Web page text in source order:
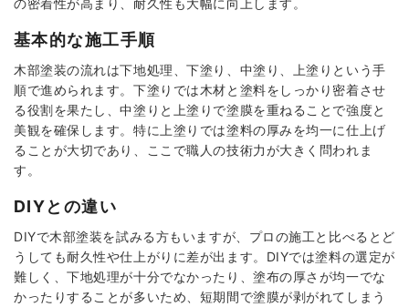
基本的な施工手順
木部塗装の流れは下地処理、下塗り、中塗り、上塗りという手
順で進められます。下塗りでは木材と塗料をしっかり密着させ
る役割を果たし、中塗りと上塗りで塗膜を重ねることで強度と
美観を確保します。特に上塗りでは塗料の厚みを均一に仕上げ
ることが大切であり、ここで職人の技術力が大きく問われま
す。
DIYとの違い
DIYで木部塗装を試みる方もいますが、プロの施工と比べるとど
うしても耐久性や仕上がりに差が出ます。DIYでは塗料の選定が
難しく、下地処理が十分でなかったり、塗布の厚さが均一でな
かったりすることが多いため、短期間で塗膜が剥がれてしまう